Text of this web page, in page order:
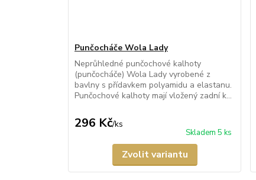
Punčocháče Wola Lady
Neprůhledné punčochové kalhoty
(punčocháče) Wola Lady vyrobené z
bavlny s přídavkem polyamidu a elastanu.
Punčochové kalhoty mají vložený zadní k...
296 Kč/ks
Skladem 5 ks
Zvolit variantu